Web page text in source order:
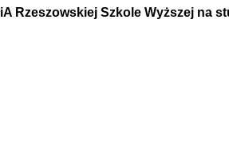
Rzeszowskiej Szkole Wyższej na